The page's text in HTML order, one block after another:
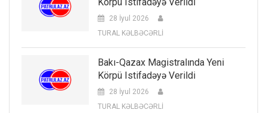
28 İyul 2026
TURAL KƏLBƏCƏRLİ
Bakı-Qazax Magistralında Yeni
Körpü Istifadəyə Verildi
28 İyul 2026
TURAL KƏLBƏCƏRLİ